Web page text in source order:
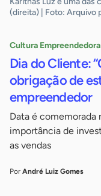
(direita) | Foto: Arquivo
Cultura Empreendedora
Dia do Cliente:
obrigação de
empreendedor
Data é comemorada
importância de
as vendas
Por André Luiz Gomes